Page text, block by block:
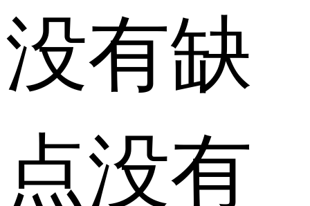
没有缺
点没有